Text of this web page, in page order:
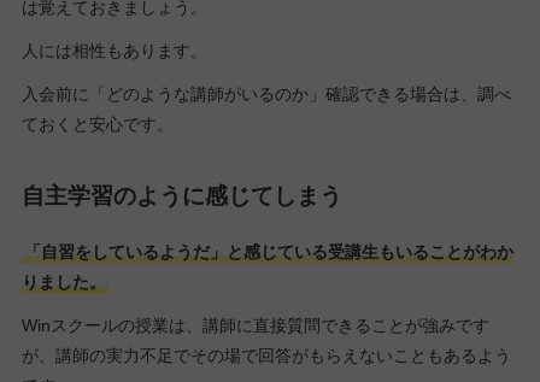
は覚えておきましょう。
人には相性もあります。
入会前に「どのような講師がいるのか」確認できる場合は、調べ
ておくと安心です。
自主学習のように感じてしまう
「自習をしているようだ」と感じている受講生もいることがわか
りました。
Winスクールの授業は、講師に直接質問できることが強みです
が、講師の実力不足でその場で回答がもらえないこともあるよう